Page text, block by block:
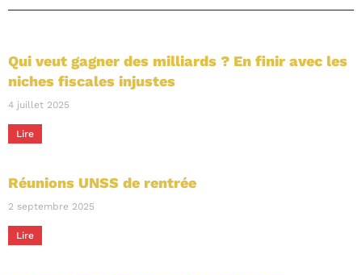
Qui veut gagner des milliards ? En finir avec les
niches fiscales injustes
4 juillet 2025
Lire
Réunions UNSS de rentrée
2 septembre 2025
Lire